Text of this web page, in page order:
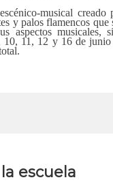
musical creado
y palos flamencos
aspectos
10, 11, 12 y 16 de
escuela